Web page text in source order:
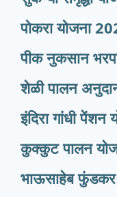
पोकरा योजना
पीक नुकसान
शेळी पालन
इंदिरा गांधी
कुक्कुट पालन
भाऊसाहेब